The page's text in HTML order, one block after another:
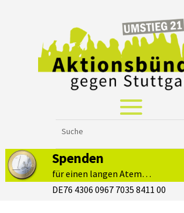
Spenden
für einen langen Atem…
DE76 4306 0967 7035 8411 00